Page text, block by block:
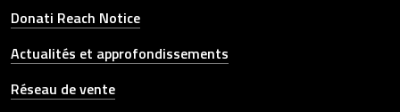
Donati Reach Notice
Actualités et approfondissements
Réseau de vente